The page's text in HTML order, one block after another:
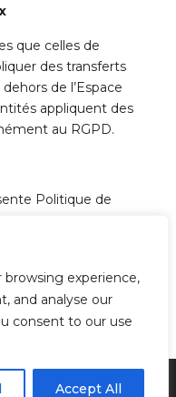
experience,
and analyse our
consent to our use
Accept All
que celles de
des transferts
de l’Espace
appliquent des
au RGPD.
Politique de
et
Español